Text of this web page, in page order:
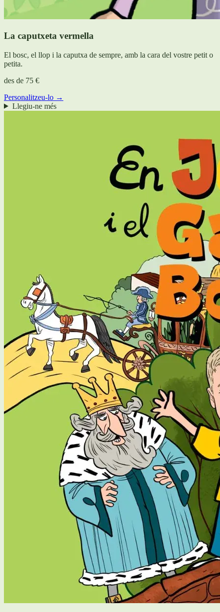
La caputxeta vermella
El bosc, el llop i la caputxa de sempre, amb la cara del vostre petit o
petita.
des de 75 €
Personalitzeu-lo →
Llegiu-ne més